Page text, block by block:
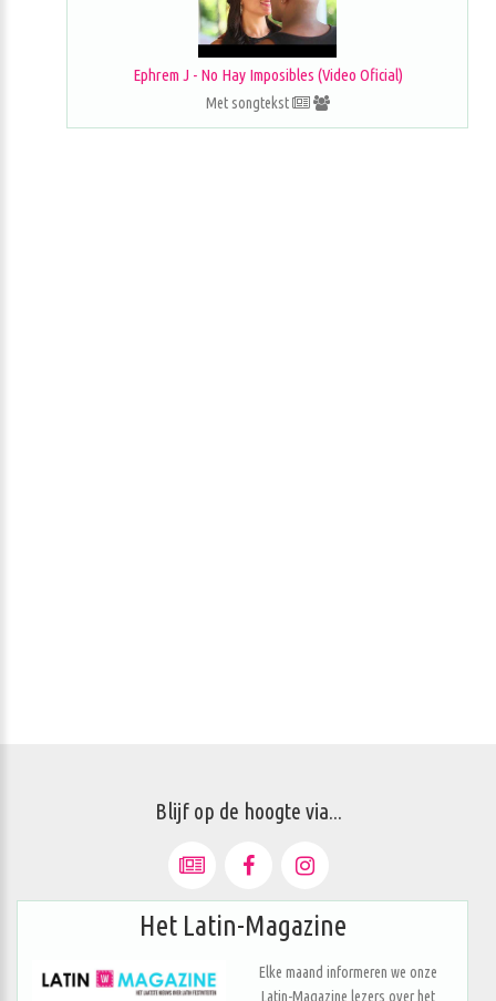
Ephrem J - No Hay Imposibles (Video Oficial)
Met songtekst
Blijf op de hoogte via...
Het Latin-Magazine
Elke maand informeren we onze
Latin-Magazine lezers over het